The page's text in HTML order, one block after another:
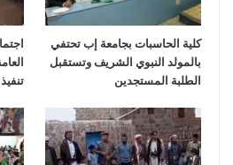
كلية الحاسبات بجامعة إب تحتفي
بالمولد النبوي الشريف وتستقبل
الطلبة المستجدين